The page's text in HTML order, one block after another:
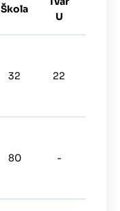
Škola
U
32 22
80 -